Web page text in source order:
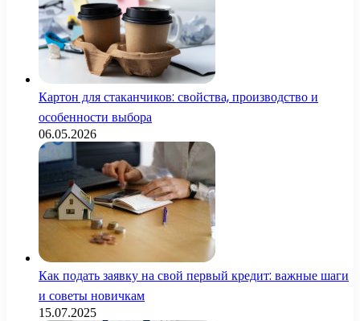
Картон для стаканчиков: свойства, производство и
особенности выбора
06.05.2026
Как подать заявку на свой первый кредит: важные шаги
и советы новичкам
15.07.2025